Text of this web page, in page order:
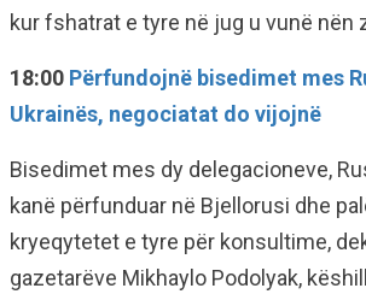
kur fshatrat e tyre në jug u vunë nën
18:00 Përfundojnë bisedimet mes
Ukrainës, negociatat do vijojnë
Bisedimet mes dy delegacioneve,
kanë përfunduar në Bjellorusi dhe
kryeqytetet e tyre për konsultime,
gazetarëve Mikhaylo Podolyak,